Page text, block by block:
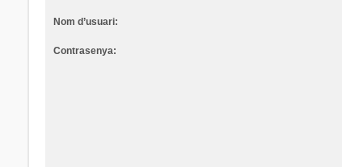
Nom d’usuari:
Contrasenya: